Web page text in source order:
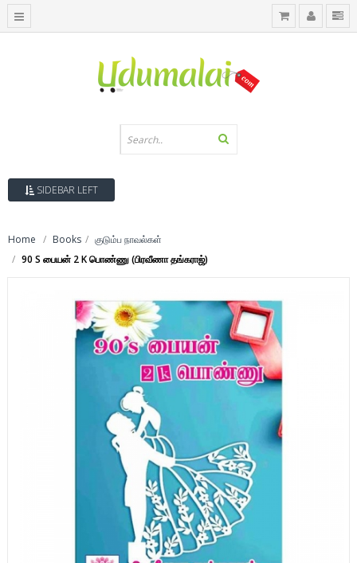
SIDEBAR LEFT
Home Books
குடும்ப நாவல்கள்
90 S பையன் 2 K பொண்ணு (பிரவீணா தங்கராஜ்)